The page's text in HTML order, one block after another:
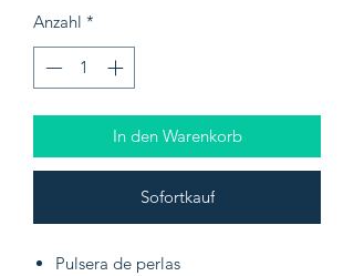
Anzahl *
In den Warenkorb
Sofortkauf
Pulsera de perlas